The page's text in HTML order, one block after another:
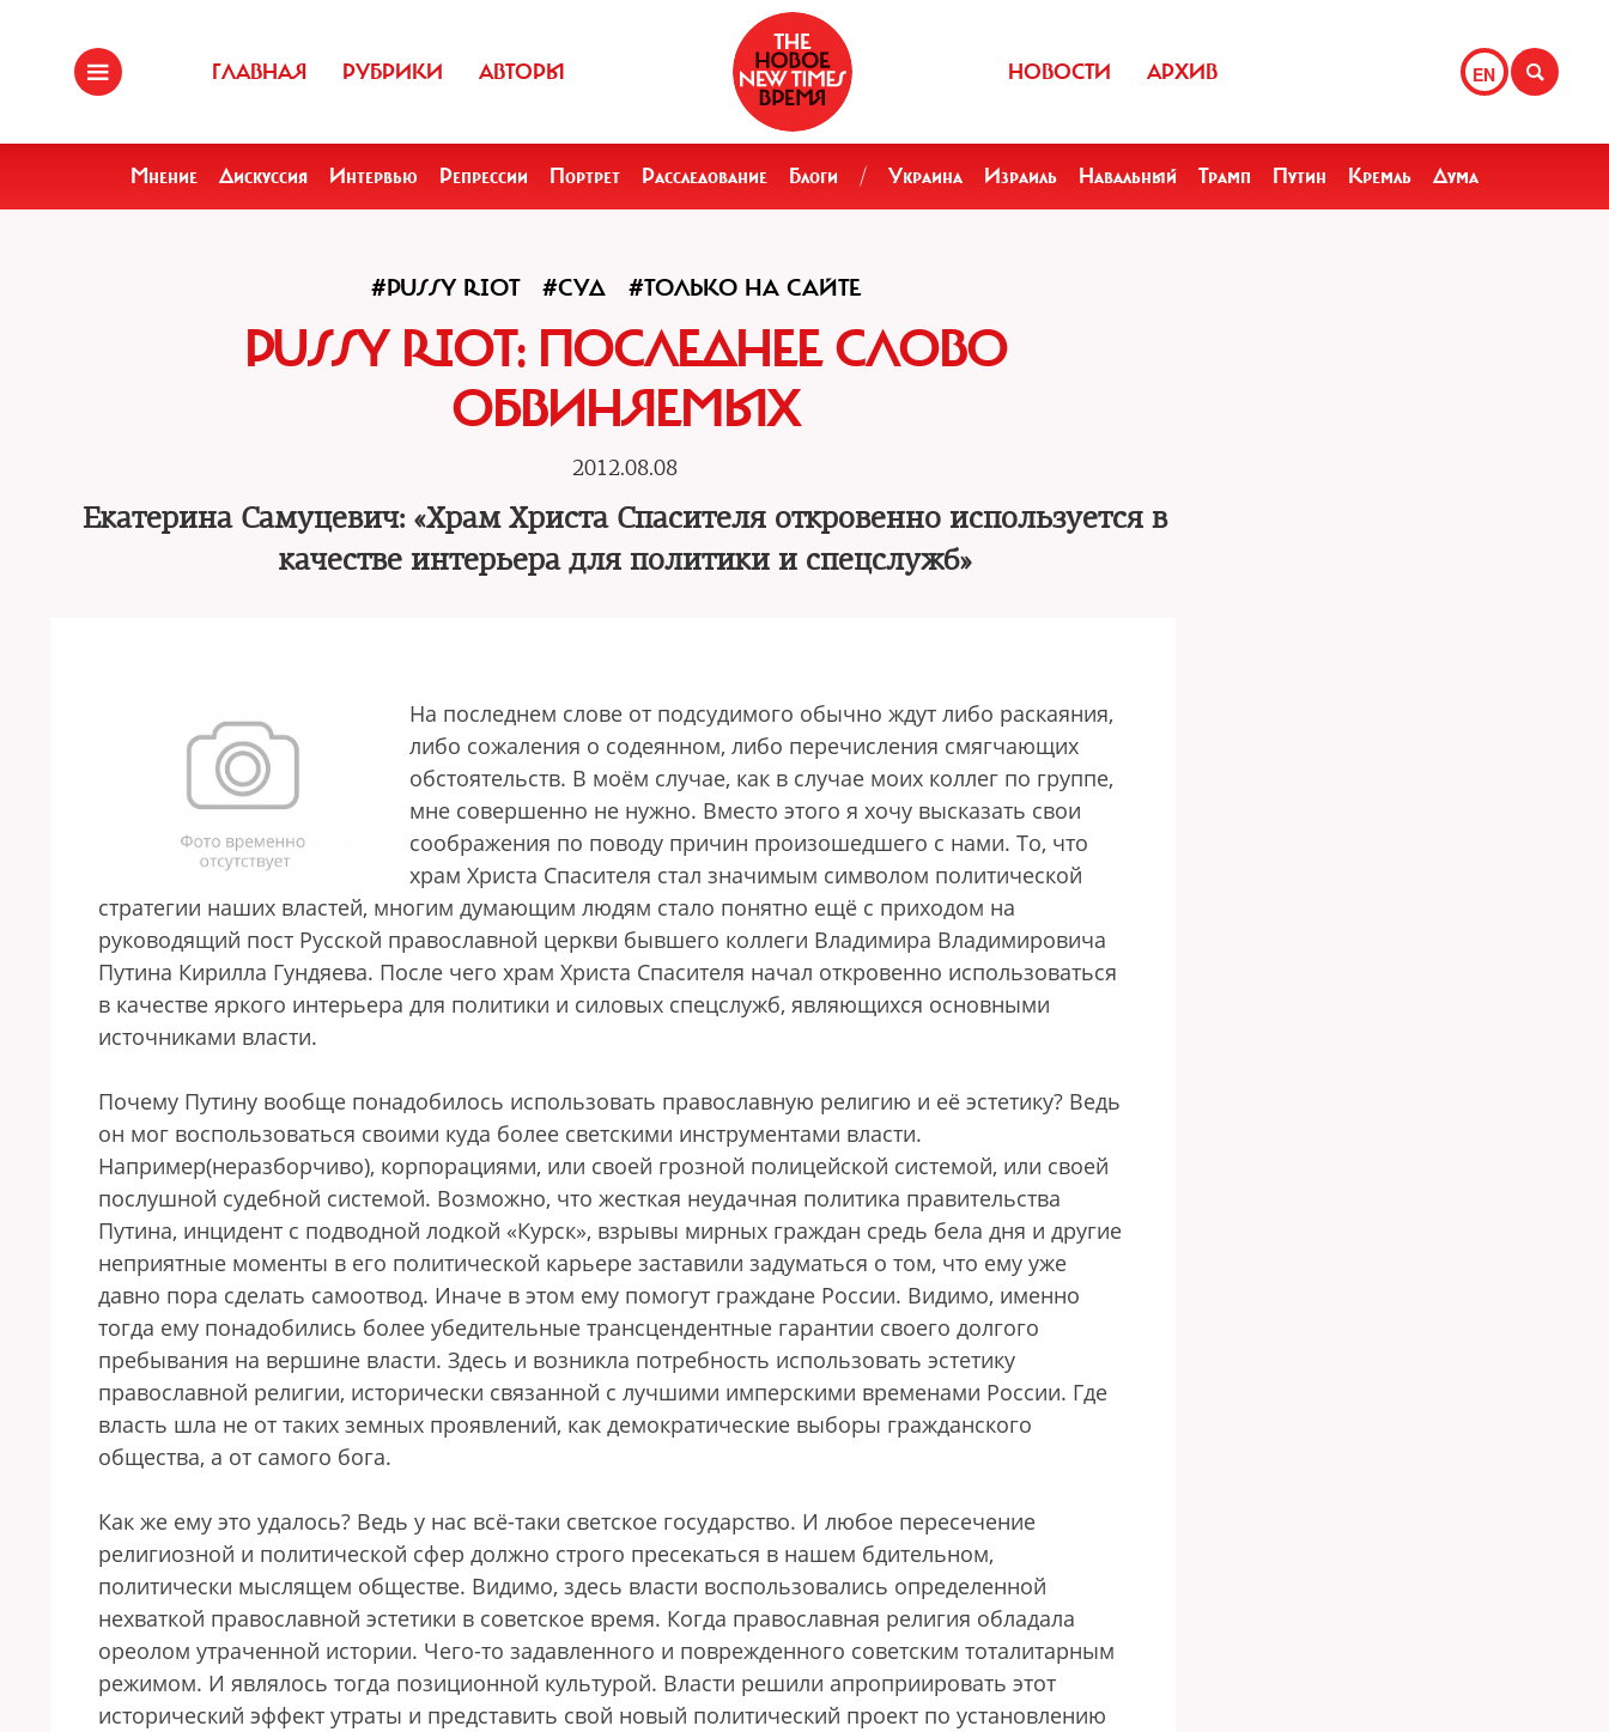
ГЛАВНАЯ РУБРИКИ АВТОРЫ EN
НОВОСТИ АРХИВ
Мнение Дискуссия Интервью Репрессии Портрет Расследование Блоги / Украина Израиль Навальный Трамп Путин Кремль Дума
#PUSSY RIOT #СУД #ТОЛЬКО НА САЙТЕ
PUSSY RIOT: ПОСЛЕДНЕЕ СЛОВО
ОБВИНЯЕМЫХ
2012.08.08
Екатерина Самуцевич: «Храм Христа Спасителя откровенно используется в
качестве интерьера для политики и спецслужб»
На последнем слове от подсудимого обычно ждут либо раскаяния,
либо сожаления о содеянном, либо перечисления смягчающих
обстоятельств. В моём случае, как в случае моих коллег по группе,
мне совершенно не нужно. Вместо этого я хочу высказать свои
соображения по поводу причин произошедшего с нами. То, что
храм Христа Спасителя стал значимым символом политической
стратегии наших властей, многим думающим людям стало понятно ещё с приходом на
руководящий пост Русской православной церкви бывшего коллеги Владимира Владимировича
Путина Кирилла Гундяева. После чего храм Христа Спасителя начал откровенно использоваться
в качестве яркого интерьера для политики и силовых спецслужб, являющихся основными
источниками власти.
Почему Путину вообще понадобилось использовать православную религию и её эстетику? Ведь
он мог воспользоваться своими куда более светскими инструментами власти.
Например(неразборчиво), корпорациями, или своей грозной полицейской системой, или своей
послушной судебной системой. Возможно, что жесткая неудачная политика правительства
Путина, инцидент с подводной лодкой «Курск», взрывы мирных граждан средь бела дня и другие
неприятные моменты в его политической карьере заставили задуматься о том, что ему уже
давно пора сделать самоотвод. Иначе в этом ему помогут граждане России. Видимо, именно
тогда ему понадобились более убедительные трансцендентные гарантии своего долгого
пребывания на вершине власти. Здесь и возникла потребность использовать эстетику
православной религии, исторически связанной с лучшими имперскими временами России. Где
власть шла не от таких земных проявлений, как демократические выборы гражданского
общества, а от самого бога.
Как же ему это удалось? Ведь у нас всё-таки светское государство. И любое пересечение
религиозной и политической сфер должно строго пресекаться в нашем бдительном,
политически мыслящем обществе. Видимо, здесь власти воспользовались определенной
нехваткой православной эстетики в советское время. Когда православная религия обладала
ореолом утраченной истории. Чего-то задавленного и поврежденного советским тоталитарным
режимом. И являлось тогда позиционной культурой. Власти решили апроприировать этот
исторический эффект утраты и представить свой новый политический проект по установлению